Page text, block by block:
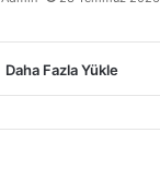
Daha Fazla Yükle